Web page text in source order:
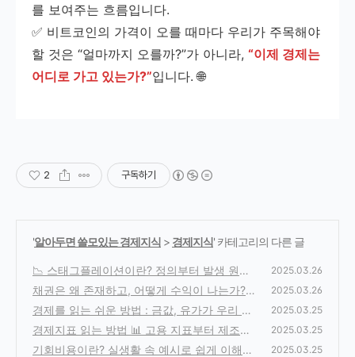
를 보여주는 흐름입니다.
✅ 비트코인의 가격이 오를 때마다 우리가 주목해야
할 것은 “얼마까지 오를까?”가 아니라, “이제 경제는
어디로 가고 있는가?”입니다. 🌐
2 구독하기
'알아두면 쓸모있는 경제지식 > 경제지식' 카테고리의 다른 글
📉 스태그플레이션이란? 정의부터 발생 원인
까지 완벽 정리
(0)
2025.03.26
채권은 왜 존재하고, 어떻게 수익이 나는가?
💵 심층 정리
(0)
2025.03.26
경제를 읽는 쉬운 방법 : 금값, 유가가 우리 경
제에 미치는 영향은?
(1)
2025.03.25
경제지표 읽는 방법 📊 고용 지표부터 제조업
지수 까지 완전 정리!
(0)
2025.03.25
기회비용이란? 실생활 속 예시로 쉽게 이해하
2025.03.25